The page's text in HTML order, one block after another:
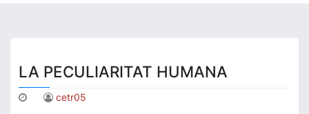
LA PECULIARITAT HUMANA
cetr05